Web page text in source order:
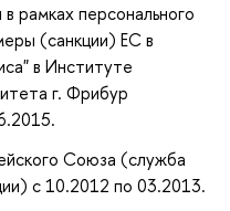
в рамках персонального
(санкции) ЕС в
в Институте
г. Фрибур
Союза (служба
с 10.2012 по 03.2013.